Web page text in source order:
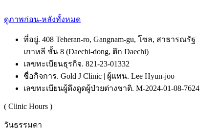
ดูภาพก่อน-หลังทั้งหมด
ที่อยู่. 408 Teheran-ro, Gangnam-gu, โซล, สาธารณรัฐ
เกาหลี ชั้น 8 (Daechi-dong, ตึก Daechi)
เลขทะเบียนธุรกิจ. 821-23-01332
ชื่อกิจการ. Gold J Clinic | ผู้แทน. Lee Hyun-joo
เลขทะเบียนผู้ดึงดูดผู้ป่วยต่างชาติ. M-2024-01-08-7624
( Clinic Hours )
วันธรรมดา